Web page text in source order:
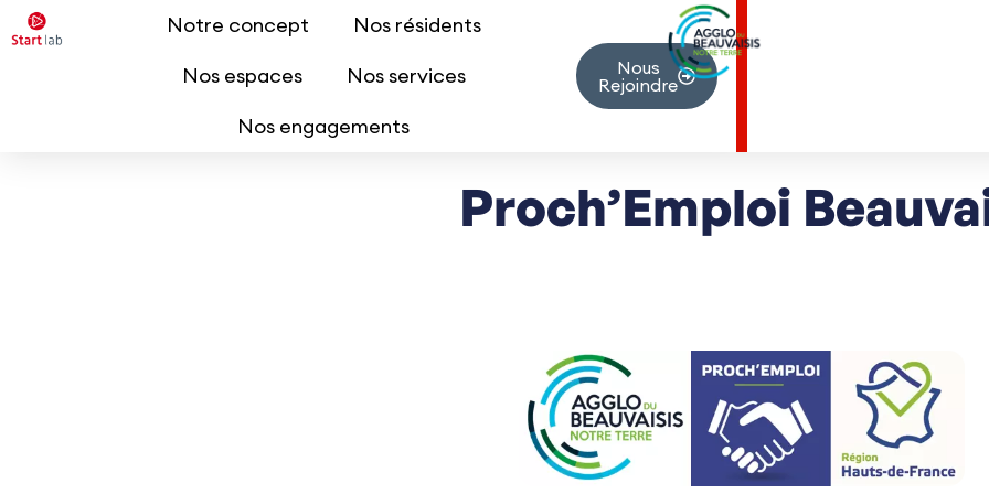
03 44 15 68 20
startlab@beauvaisis.fr
Notre concept
Nos résidents
Nos espaces
Nos services
Nos engagements
Nous
Rejoindre
Proch’Emploi